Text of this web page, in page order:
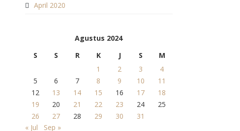
April 2020
Agustus 2024
S
S R K J S
M
1
2 3
4
5
6 7 8 9 10
11
12
13 14 15 16 17
18
19
20 21 22 23 24
25
26
27 28 29 30
31
« Jul
Sep »